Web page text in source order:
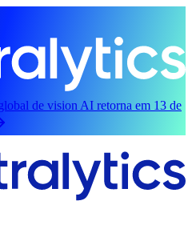
de vision AI retorna em 13 de